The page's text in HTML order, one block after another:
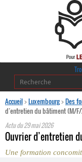
Accueil>Luxembourg>Des
d’entretien du bâtiment (M/
Actu du29 mai 2026
Ouvrier d’entretien
Une formation